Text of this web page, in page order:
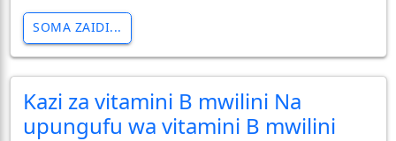
SOMA ZAIDI...
Kazi za vitamini B mwilini Na
upungufu wa vitamini B mwilini